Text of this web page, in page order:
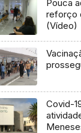
Pouca
reforço
(Vídeo)
Covid-